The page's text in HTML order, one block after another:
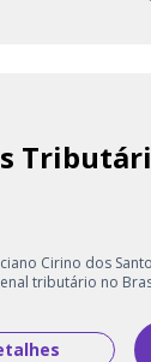
Cirino dos
tributário no